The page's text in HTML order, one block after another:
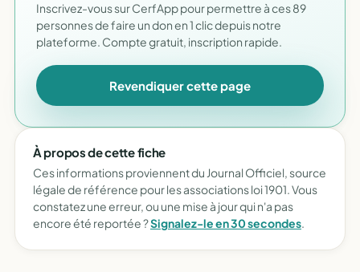
Inscrivez-vous sur CerfApp pour permettre à ces 89
personnes de faire un don en 1 clic depuis notre
plateforme. Compte gratuit, inscription rapide.
Revendiquer cette page
À propos de cette fiche
Ces informations proviennent du Journal Officiel, source
légale de référence pour les associations loi 1901. Vous
constatez une erreur, ou une mise à jour qui n'a pas
encore été reportée ?Signalez-le en 30 secondes.